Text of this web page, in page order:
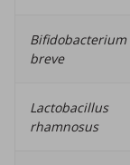
Bifidobacterium
breve
Lactobacillus
rhamnosus